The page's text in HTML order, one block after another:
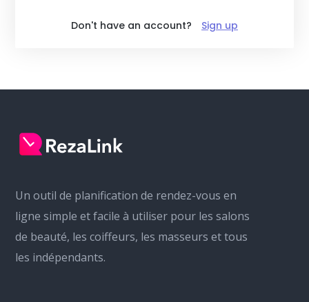
Don't have an account? Sign up
Un outil de planification de rendez-vous en
ligne simple et facile à utiliser pour les salons
de beauté, les coiffeurs, les masseurs et tous
les indépendants.